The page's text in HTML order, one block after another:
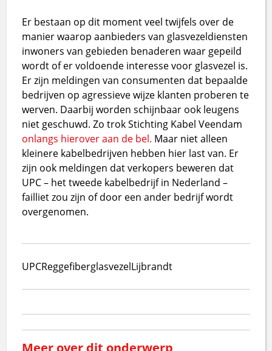
Er bestaan op dit moment veel twijfels over de
manier waarop aanbieders van glasvezeldiensten
inwoners van gebieden benaderen waar gepeild
wordt of er voldoende interesse voor glasvezel is.
Er zijn meldingen van consumenten dat bepaalde
bedrijven op agressieve wijze klanten proberen te
werven. Daarbij worden schijnbaar ook leugens
niet geschuwd. Zo trok Stichting Kabel Veendam
onlangs hierover aan de bel. Maar niet alleen
kleinere kabelbedrijven hebben hier last van. Er
zijn ook meldingen dat verkopers beweren dat
UPC – het tweede kabelbedrijf in Nederland –
failliet zou zijn of door een ander bedrijf wordt
overgenomen.
UPCReggefiberglasvezelLijbrandt
Meer over dit onderwerp